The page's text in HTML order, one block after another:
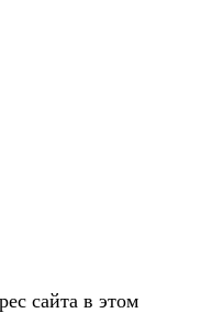
сайта в этом